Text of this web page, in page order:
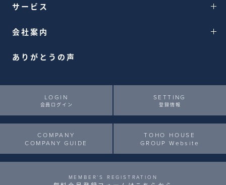
サービス
会社案内
ありがとうの声
LOGIN
会員ログイン
SETTING
登録情報
COMPANY
COMPANY GUIDE
TOHO HOUSE
GROUP Website
MEMBER’S REGISTRATION